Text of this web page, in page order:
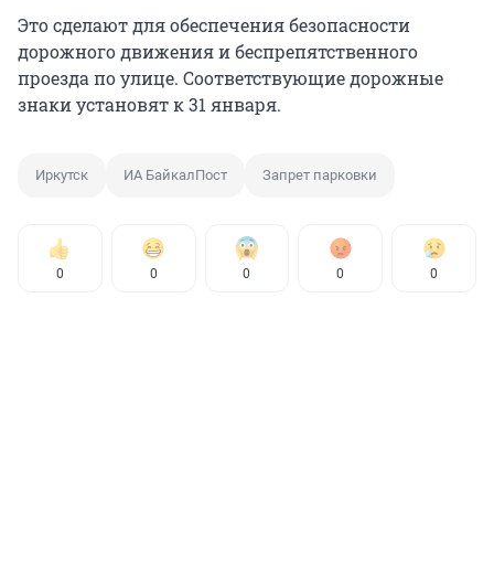
Это сделают для обеспечения безопасности
дорожного движения и беспрепятственного
проезда по улице. Соответствующие дорожные
знаки установят к 31 января.
Иркутск ИА БайкалПост Запрет парковки
0 0 0 0 0